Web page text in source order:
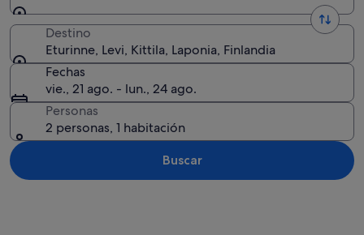
Destino
Eturinne, Levi, Kittila, Laponia, Finlandia
Fechas
vie., 21 ago. - lun., 24 ago.
Personas
2 personas, 1 habitación
Buscar